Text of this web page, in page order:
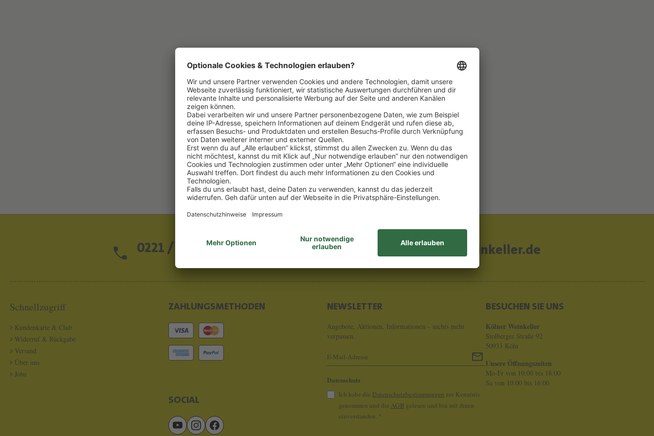
0221 / 13 97 28 - 0 info@koelner-weinkeller.de
Schnellzugriff
Kundenkarte & Club
Widerruf & Rückgabe
Versand
Über uns
Jobs
ZAHLUNGSMETHODEN
SOCIAL
NEWSLETTER
Angebote, Aktionen, Informationen – nichts mehr
verpassen.
Datenschutz
Ich habe die Datenschutzbestimmungen zur Kenntnis
genommen und die AGB gelesen und bin mit ihnen
einverstanden. *
BESUCHEN SIE UNS
Kölner Weinkeller
Stolberger Straße 92
50933 Köln
Unsere Öffnungszeiten
Mo-Fr von 10:00 bis 18:00
Sa von 10:00 bis 16:00